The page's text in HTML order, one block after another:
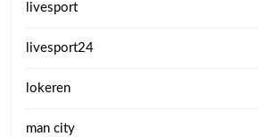
livesport
livesport24
lokeren
man city